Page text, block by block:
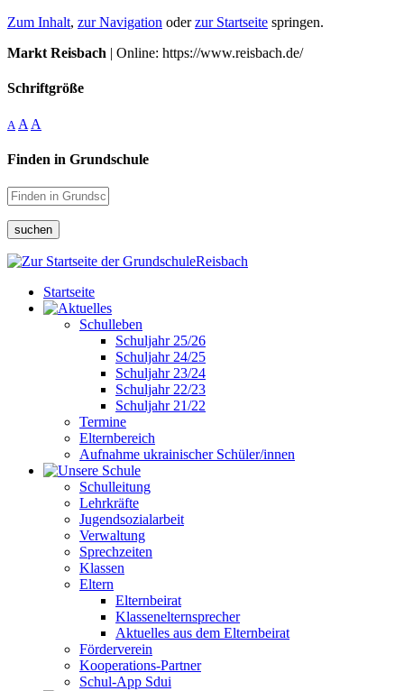
Zum Inhalt, zur Navigation oderzur Startseite springen.
Markt Reisbach | Online: https://www.reisbach.de/
Schriftgröße
A A A
Finden in Grundschule
suchen
Startseite
Schulleben
Schuljahr 25/26
Schuljahr 24/25
Schuljahr 23/24
Schuljahr 22/23
Schuljahr 21/22
Termine
Elternbereich
Aufnahme ukrainischer Schüler/innen
Schulleitung
Lehrkräfte
Jugendsozialarbeit
Verwaltung
Sprechzeiten
Klassen
Eltern
Elternbeirat
Klassenelternsprecher
Aktuelles aus dem Elternbeirat
Förderverein
Kooperations-Partner
Schul-App Sdui